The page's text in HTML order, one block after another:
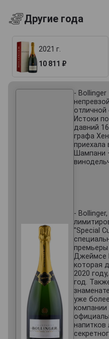
Другие года
2021 г.
10 811 ₽
-
отличной
Истоки
давний
графа
приехала
Шампани
-
"Special
Джеймсе
которая
2020
год.
уже
компании
напитков